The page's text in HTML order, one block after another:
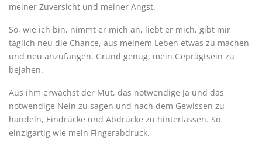
meiner Zuversicht und meiner Angst.
So, wie ich bin, nimmt er mich an, liebt er mich, gibt mir
täglich neu die Chance, aus meinem Leben etwas zu machen
und neu anzufangen. Grund genug, mein Geprägtsein zu
bejahen.
Aus ihm erwächst der Mut, das notwendige Ja und das
notwendige Nein zu sagen und nach dem Gewissen zu
handeln, Eindrücke und Abdrücke zu hinterlassen. So
einzigartig wie mein Fingerabdruck.